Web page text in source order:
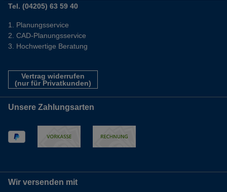
Tel. (04205) 63 59 40
Planungsservice
CAD-Planungsservice
Hochwertige Beratung
Vertrag widerrufen
(nur für Privatkunden)
Unsere Zahlungsarten
Wir versenden mit